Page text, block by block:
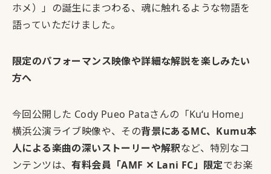
ホメ）」の誕生にまつわる、魂に触れるような物語を
語っていただけました。
限定のパフォーマンス映像や詳細な解説を楽しみたい
方へ
今回公開した Cody Pueo Pataさんの「Kuʻu Home」
横浜公演ライブ映像や、その背景にあるMC、Kumu本
人による楽曲の深いストーリーや解釈など、特別なコ
ンテンツは、有料会員「AMF ✕ Lani FC」限定でお楽